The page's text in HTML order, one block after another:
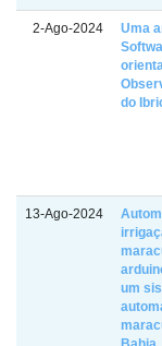
2-Ago-2024
Uma
do
13-Ago-2024
um